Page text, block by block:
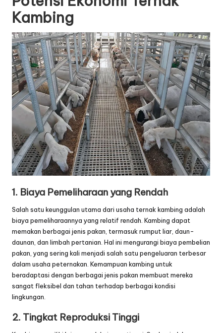
Kambing
1. Biaya Pemeliharaan yang Rendah
Salah satu keunggulan utama dari usaha ternak kambing adalah
biaya pemeliharaannya yang relatif rendah. Kambing dapat
memakan berbagai jenis pakan, termasuk rumput liar, daun-
daunan, dan limbah pertanian. Hal ini mengurangi biaya pembelian
pakan, yang sering kali menjadi salah satu pengeluaran terbesar
dalam usaha peternakan. Kemampuan kambing untuk
beradaptasi dengan berbagai jenis pakan membuat mereka
sangat fleksibel dan tahan terhadap berbagai kondisi
lingkungan.
2. Tingkat Reproduksi Tinggi